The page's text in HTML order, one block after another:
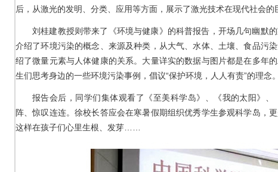
后，从激光的发明、分类、应用等方面，展示了激光技术在现代社会的
刘桂建教授则带来了《环境与健康》的科普报告，开场几句幽默
介绍了环境污染的概念、来源及种类，从大气、水体、土壤、食品污
绍了微量元素与人体健康的关系。大量详实的数据与图片都是在多年
生们思考身边的一些环境污染事例，倡议“保护环境，人人有责”的理念。
报告会后，同学们集体观看了《至美科学岛》、《我的太阳》
阵、惊叹连连。徐校长答应会在寒暑假期组织优秀学生参观科学岛，
这样在孩子们心里生根、发芽……